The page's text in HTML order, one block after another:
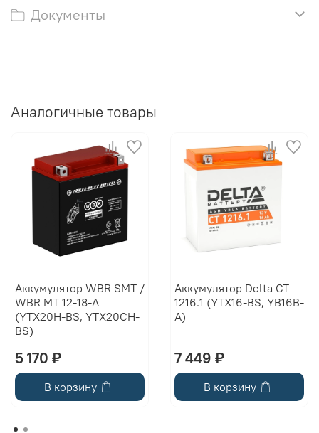
Документы
Аналогичные товары
Аккумулятор WBR SMT /
WBR MT 12-18-A
(YTX20H-BS, YTX20CH-
BS)
5 170 ₽
В корзину
Аккумулятор Delta CT
1216.1 (YTX16-BS, YB16B-
A)
7 449 ₽
В корзину